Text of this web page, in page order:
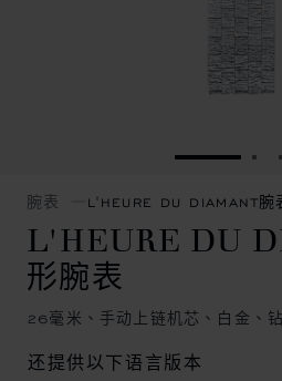
转到幻灯
转
腕表 L'HEURE DU DIAMANT腕
L'HEURE DU
形腕表
26毫米、手动上链机芯、白金、
还提供以下语言版本